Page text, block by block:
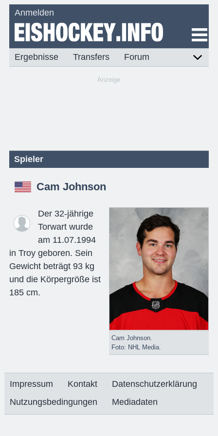
Anmelden
Ergebnisse Transfers Forum
Anzeige
Spieler
Cam Johnson
Cam Johnson.
Foto: NHL Media.
Der 32-jährige
Torwart wurde
am 11.07.1994
in Troy geboren. Sein
Gewicht beträgt 93 kg
und die Körpergröße ist
185 cm.
Impressum Kontakt
Datenschutzerklärung
Nutzungsbedingungen
Mediadaten